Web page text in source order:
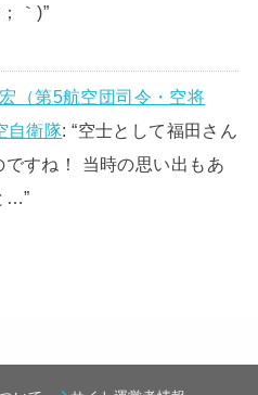
｀)”
（第5航空団司令・空将
自衛隊: “空士として福田さん
ですね！ 当時の思い出もあ
…”